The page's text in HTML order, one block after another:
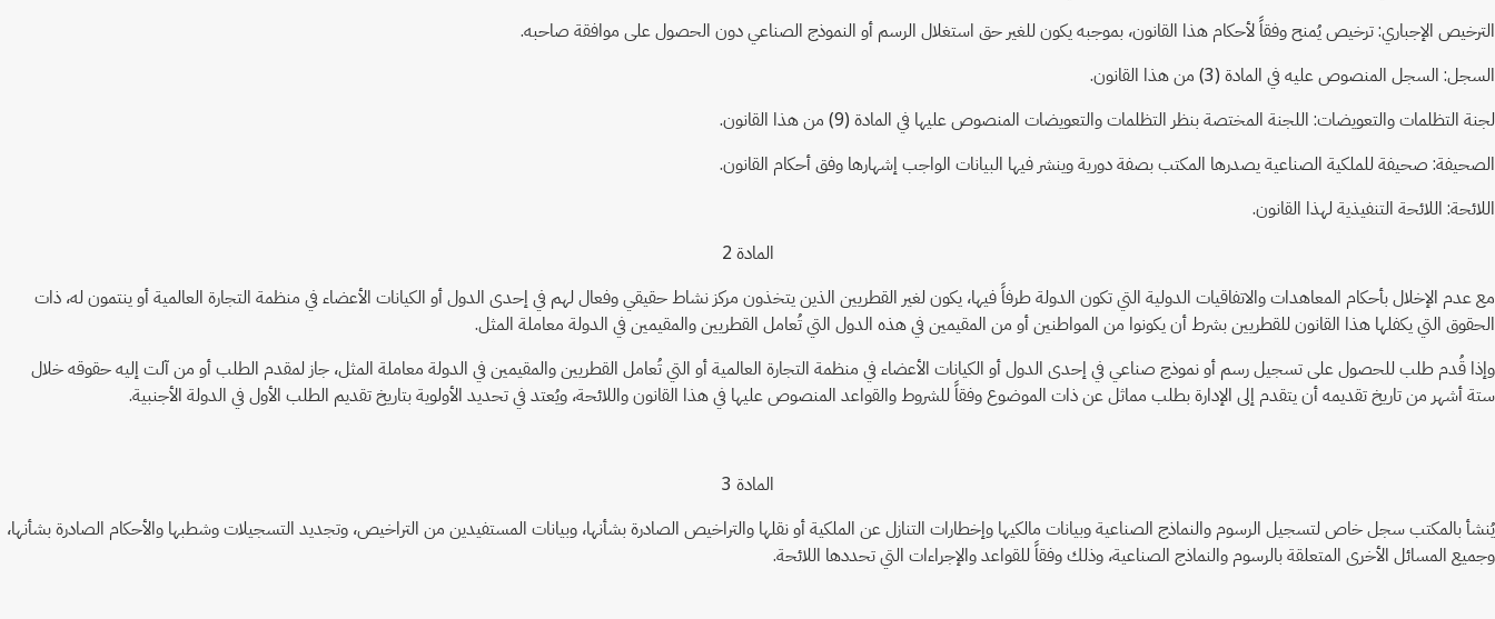
الترخيص الإجباري: ترخيص يُمنح وفقاً لأحكام هذا القانون، بموجبه يكون للغير حق استغلال الرسم أو النموذج الصناعي دون الحصول على موافقة صاحبه.
السجل: السجل المنصوص عليه في المادة (3) من هذا القانون.
لجنة التظلمات والتعويضات: اللجنة المختصة بنظر التظلمات والتعويضات المنصوص عليها في المادة (9) من هذا القانون.
الصحيفة: صحيفة للملكية الصناعية يصدرها المكتب بصفة دورية وينشر فيها البيانات الواجب إشهارها وفق أحكام القانون.
اللائحة: اللائحة التنفيذية لهذا القانون.
المادة 2
مع عدم الإخلال بأحكام المعاهدات والاتفاقيات الدولية التي تكون الدولة طرفاً فيها، يكون لغير القطريين الذين يتخذون مركز نشاط حقيقي وفعال لهم في إحدى الدول أو الكيانات الأعضاء في منظمة التجارة العالمية أو ينتمون له، ذات
الحقوق التي يكفلها هذا القانون للقطريين بشرط أن يكونوا من المواطنين أو من المقيمين في هذه الدول التي تُعامل القطريين والمقيمين في الدولة معاملة المثل.
وإذا قُدم طلب للحصول على تسجيل رسم أو نموذج صناعي في إحدى الدول أو الكيانات الأعضاء في منظمة التجارة العالمية أو التي تُعامل القطريين والمقيمين في الدولة معاملة المثل، جاز لمقدم الطلب أو من آلت إليه حقوقه خلال
ستة أشهر من تاريخ تقديمه أن يتقدم إلى الإدارة بطلب مماثل عن ذات الموضوع وفقاً للشروط والقواعد المنصوص عليها في هذا القانون واللائحة، ويُعتد في تحديد الأولوية بتاريخ تقديم الطلب الأول في الدولة الأجنبية.
المادة 3
يُنشأ بالمكتب سجل خاص لتسجيل الرسوم والنماذج الصناعية وبيانات مالكيها وإخطارات التنازل عن الملكية أو نقلها والتراخيص الصادرة بشأنها، وبيانات المستفيدين من التراخيص، وتجديد التسجيلات وشطبها والأحكام الصادرة بشأنها،
وجميع المسائل الأخرى المتعلقة بالرسوم والنماذج الصناعية، وذلك وفقاً للقواعد والإجراءات التي تحددها اللائحة.